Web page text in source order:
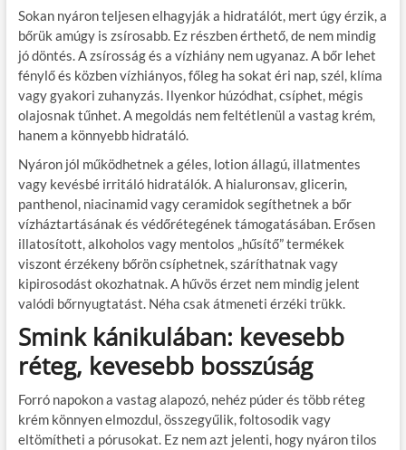
Sokan nyáron teljesen elhagyják a hidratálót, mert úgy érzik, a
bőrük amúgy is zsírosabb. Ez részben érthető, de nem mindig
jó döntés. A zsírosság és a vízhiány nem ugyanaz. A bőr lehet
fénylő és közben vízhiányos, főleg ha sokat éri nap, szél, klíma
vagy gyakori zuhanyzás. Ilyenkor húzódhat, csíphet, mégis
olajosnak tűnhet. A megoldás nem feltétlenül a vastag krém,
hanem a könnyebb hidratáló.
Nyáron jól működhetnek a géles, lotion állagú, illatmentes
vagy kevésbé irritáló hidratálók. A hialuronsav, glicerin,
panthenol, niacinamid vagy ceramidok segíthetnek a bőr
vízháztartásának és védőrétegének támogatásában. Erősen
illatosított, alkoholos vagy mentolos „hűsítő” termékek
viszont érzékeny bőrön csíphetnek, száríthatnak vagy
kipirosodást okozhatnak. A hűvös érzet nem mindig jelent
valódi bőrnyugtatást. Néha csak átmeneti érzéki trükk.
Smink kánikulában: kevesebb
réteg, kevesebb bosszúság
Forró napokon a vastag alapozó, nehéz púder és több réteg
krém könnyen elmozdul, összegyűlik, foltosodik vagy
eltömítheti a pórusokat. Ez nem azt jelenti, hogy nyáron tilos